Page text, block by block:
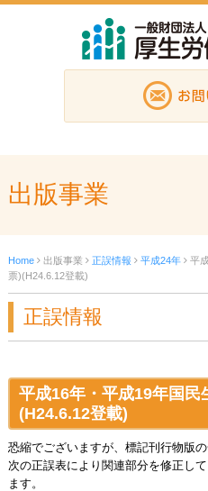
出版事業
Home 出版事業 正誤情報 平成24年 平
票)(H24.6.12登載)
正誤情報
平成16年・平成19年国民
(H24.6.12登載)
恐縮でございますが、標記刊行物版
次の正誤表により関連部分を修正し
ます。